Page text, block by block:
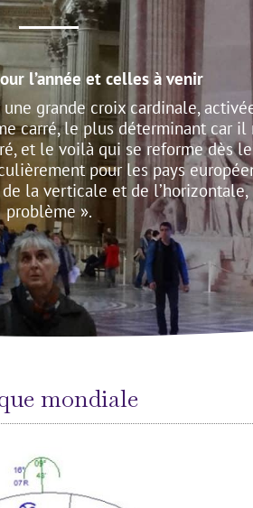
l’année et celles à venir
grande croix cardinale,
carré, le plus déterminant car
et le voilà qui se reforme dès
pour les pays
la verticale et de
problème ».
mondiale